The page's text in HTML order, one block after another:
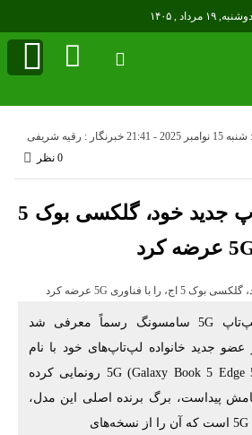
دوشنبه, ۱۹ مرداد , ۱۴۰۵
2025 - 21:41 خبرنگار : رقیه شریفی
0 نظر
سامسونگ لپ‌تاپ جدید خود، گلکسی بوک 5
گلکسی بوک 5 اج؛ لپ‌تاپ 5G سامسونگ رسماً معرفی شد
جدید خانواده لپ‌تاپ‌های خود با نام
گلکسی بوک ۵ اج 5G (Galaxy Book 5 Edge 5G) رونمایی کرده
پیداست، برگ برنده اصلی این مدل،